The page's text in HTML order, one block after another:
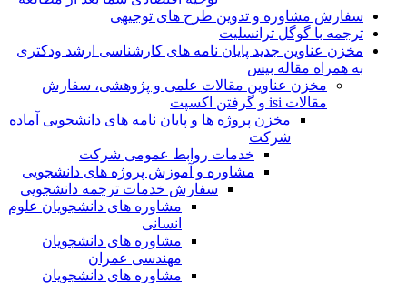
سفارش مشاوره و تدوین طرح های توجیهی
ترجمه با گوگل ترانسلیت
مخزن عناوین جدید پایان نامه های کارشناسی ارشد ودکتری
به همراه مقاله بیس
مخزن عناوین مقالات علمی و پژوهشی، سفارش
مقالات isi و گرفتن اکسپت
مخزن پروژه ها و پایان نامه های دانشجویی آماده
شرکت
خدمات روابط عمومی شرکت
مشاوره و آموزش پروژه های دانشجویی
سفارش خدمات ترجمه دانشجویی
مشاوره های دانشجویان علوم
انسانی
مشاوره های دانشجویان
مهندسی عمران
مشاوره های دانشجویان